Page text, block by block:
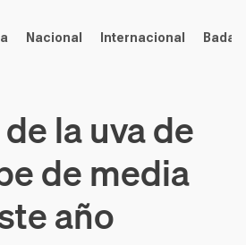
Nacional Internacional
la uva de
de media
año